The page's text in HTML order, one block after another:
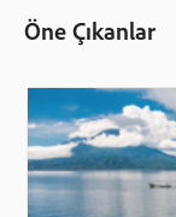
Öne Çıkanlar